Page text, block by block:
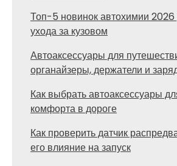
Топ-5 новинок автохимии 2026
ухода за кузовом
Автоаксессуары для
органайзеры, держатели и
Как выбрать автоаксессуары
комфорта в дороге
Как проверить датчик
его влияние на запуск